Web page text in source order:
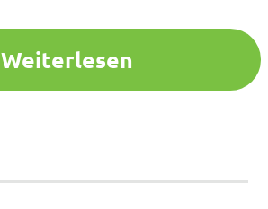
Weiterlesen